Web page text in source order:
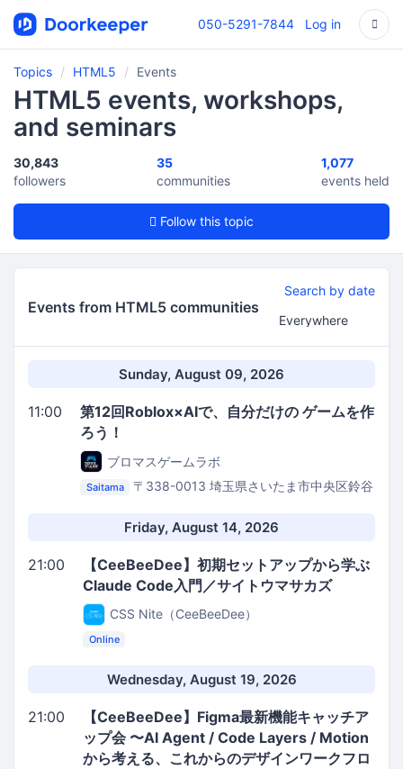
050-5291-7844 Log in
Topics HTML5 Events
HTML5 events, workshops,
and seminars
Follow this topic
30,843
followers
35
communities
1,077
events held
Events from HTML5 communities
Search by date
Sunday, August 09, 2026
11:00
第12回Roblox×AIで、自分だけの ゲームを作
ろう！
ブロマスゲームラボ
Saitama
〒338-0013 埼玉県さいたま市中央区鈴谷
Friday, August 14, 2026
21:00
【CeeBeeDee】初期セットアップから学ぶ
Claude Code入門／サイトウマサカズ
CSS Nite（CeeBeeDee）
Online
Wednesday, August 19, 2026
21:00
【CeeBeeDee】Figma最新機能キャッチア
ップ会 〜AI Agent / Code Layers / Motion
から考える、これからのデザインワークフロ